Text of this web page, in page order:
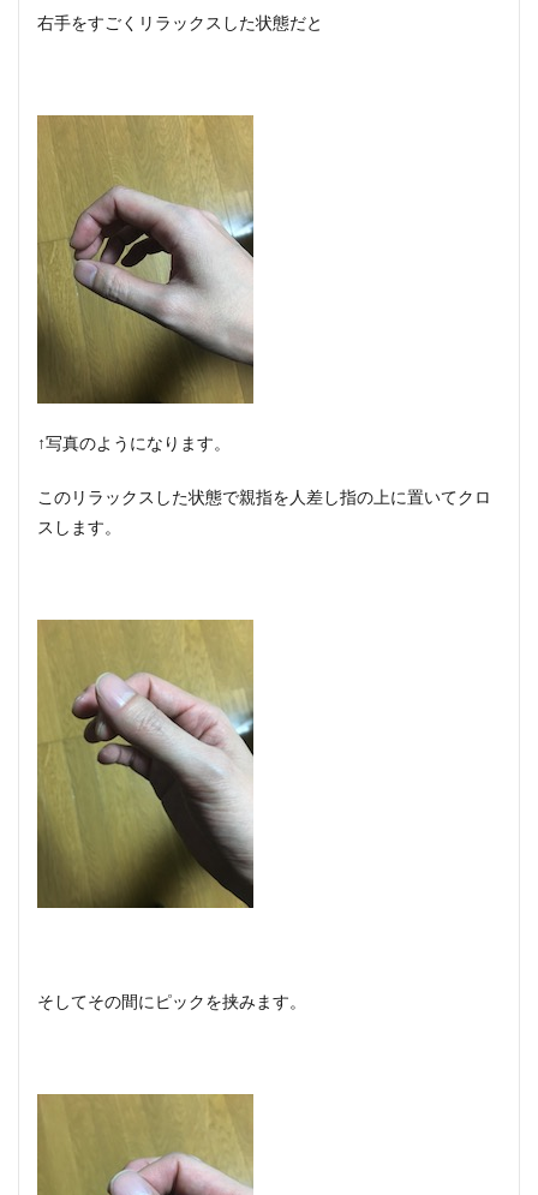
右手をすごくリラックスした状態だと
↑写真のようになります。
このリラックスした状態で親指を人差し指の上に置いてクロ
スします。
そしてその間にピックを挟みます。